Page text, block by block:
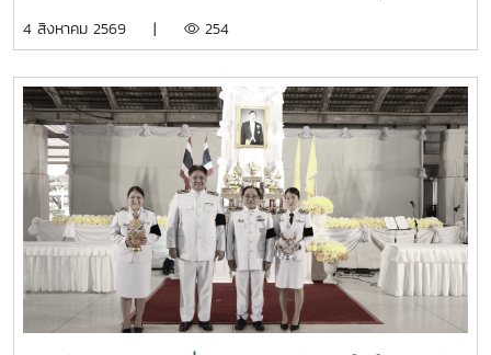
โดย ดร.วุฒิพงษ์ ฉั่วตระกูล และคณะนักวิจัย 2. ประเภทนวัตกร
วิสาหกิจกลุ่มเกษตรกรเพื่อการเกษตรอย่างยั่งยืนบ้านหนองแฝก
3. ประเภทนวัตกรชุมชน รางวัล "ประกาศเกียรติคุณ" โดย คุณ
เฉลิมชัย จันทร์ชา ประธานวิสาหกิจชุมชนเกษตรกรรมพื้นบ้าน
ตำบลสำราญราษฎร์ 4. ประเภทนวัตกรรมเทคโนโลยีที่เหมาะสม
รางวัล "ประกาศเกียรติคุณ" โดย คณะนักวิจัยและนวัตกรชุมชน .
ความสำเร็จครั้งนี้ไม่ได้สะท้อนเพียงคุณภาพของงานวิจัย แต่ยัง
แสดงให้เห็นถึงผลสัมฤทธิ์ของการถ่ายทอดองค์ความรู้ ผ่าน
กระบวนการเรียนรู้ที่เหมาะสม (Appropriate Learning
Process) จากมหาวิทยาลัยสู่ชุมชน เพื่อประยุกต์ใช้ชุดอุปกรณ์
นวัตกรรม และเทคโนโลยีที่เหมาะสม (Appropriate
อำนวยการบัณฑิตวิทยาลัย มหาวิทยาลัยราชภัฏภูเก็ต เป็น
#TDSMJU #TD #TourismDevelopment #มหาวิทยาลัยแม่โจ้
#คณะพัฒนาการท่องเที่ยว #ท่องเที่ยวแม่โจ้
4 สิงหาคม 2569 | 254